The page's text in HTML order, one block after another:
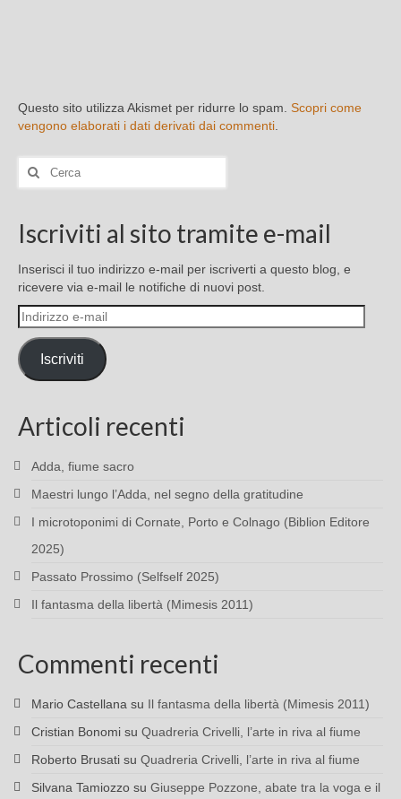
Questo sito utilizza Akismet per ridurre lo spam. Scopri come
vengono elaborati i dati derivati dai commenti
Cerca:
Iscriviti al sito tramite e-mail
Inserisci il tuo indirizzo e-mail per iscriverti a questo blog, e
ricevere via e-mail le notifiche di nuovi post.
Indirizzo
e-
mail
Iscriviti
Articoli recenti
Adda, fiume sacro
Maestri lungo l’Adda, nel segno della gratitudine
I microtoponimi di Cornate, Porto e Colnago (Biblion Editore
2025)
Passato Prossimo (Selfself 2025)
Il fantasma della libertà (Mimesis 2011)
Commenti recenti
Mario Castellana su Il fantasma della libertà (Mimesis 2011)
Cristian Bonomi su Quadreria Crivelli, l’arte in riva al fiume
Roberto Brusati su Quadreria Crivelli, l’arte in riva al fiume
Silvana Tamiozzo su Giuseppe Pozzone, abate tra la voga e il